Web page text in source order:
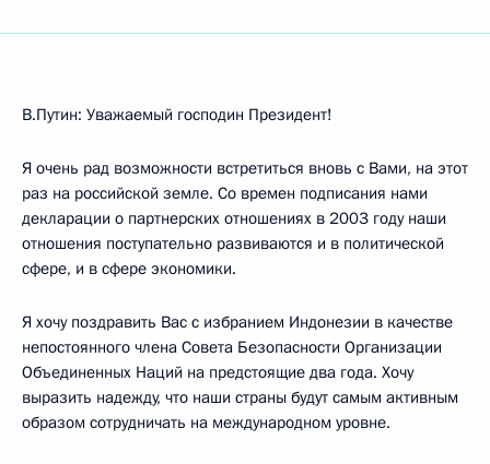
В.Путин: Уважаемый господин Президент!
Я очень рад возможности встретиться вновь с Вами, на этот
раз на российской земле. Со времен подписания нами
декларации о партнерских отношениях в 2003 году наши
отношения поступательно развиваются и в политической
сфере, и в сфере экономики.
Я хочу поздравить Вас с избранием Индонезии в качестве
непостоянного члена Совета Безопасности Организации
Объединенных Наций на предстоящие два года. Хочу
выразить надежду, что наши страны будут самым активным
образом сотрудничать на международном уровне.